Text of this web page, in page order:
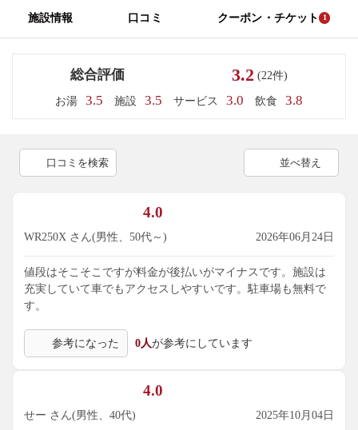
施設情報 口コミ クーポン・チケット 1
総合評価 3.2 (22件)
お湯 3.5 施設 3.5 サービス 3.0 飲食 3.8
口コミを検索 並べ替え
4.0
WR250X さん(男性、50代～) 2026年06月24日
値段はそこそこですが料金が後払いがマイナスです。施設は
充実していて車でもアクセスしやすいです。駐車場も無料で
す。
参考になった 0人が参考にしています
4.0
せー さん(男性、40代) 2025年10月04日